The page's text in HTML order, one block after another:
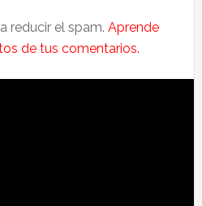
reducir el spam. Aprende
de tus comentarios.